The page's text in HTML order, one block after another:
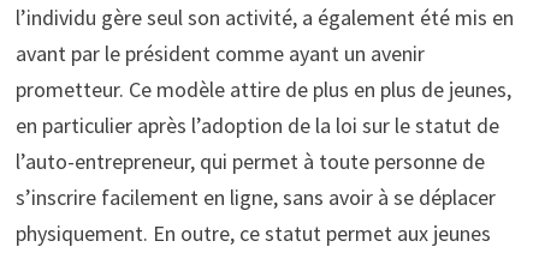
l’individu gère seul son activité, a également été mis en
avant par le président comme ayant un avenir
prometteur. Ce modèle attire de plus en plus de jeunes,
en particulier après l’adoption de la loi sur le statut de
l’auto-entrepreneur, qui permet à toute personne de
s’inscrire facilement en ligne, sans avoir à se déplacer
physiquement. En outre, ce statut permet aux jeunes